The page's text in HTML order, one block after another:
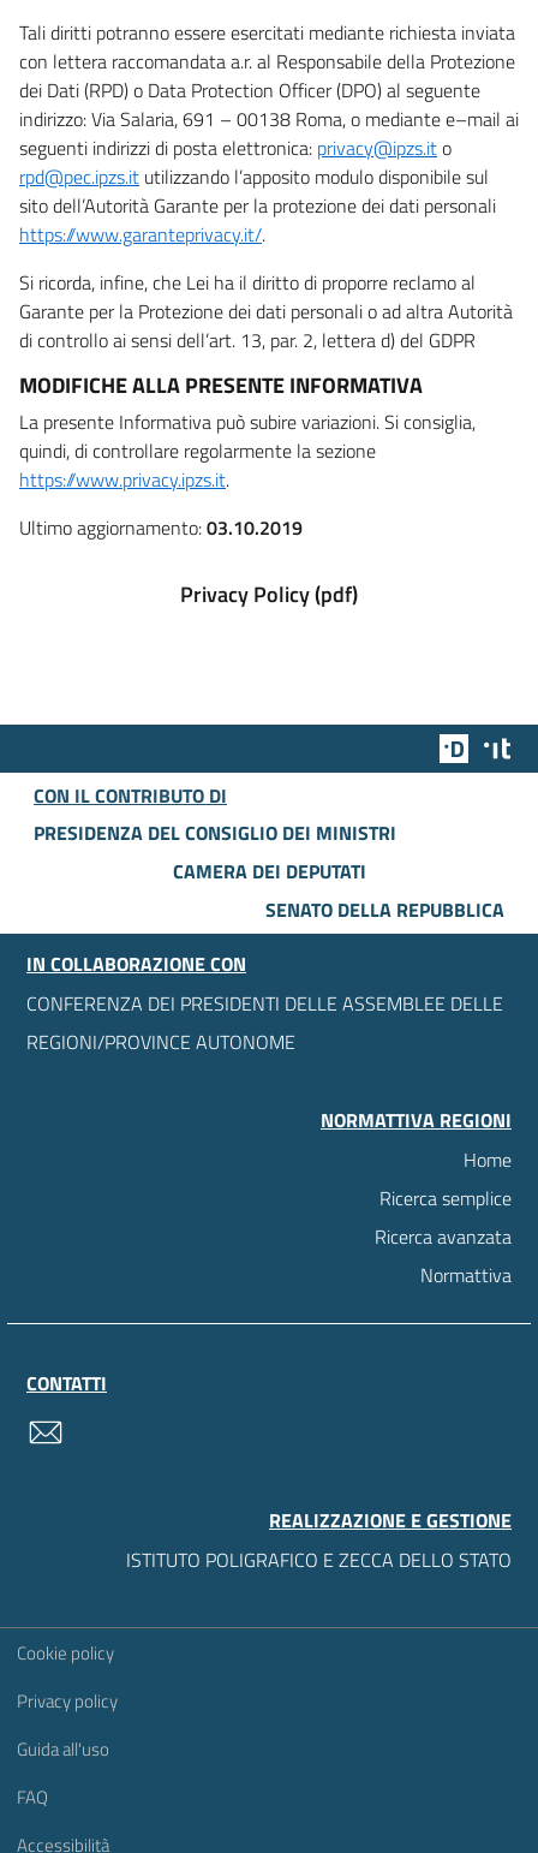
Tali diritti potranno essere esercitati mediante richiesta inviata
con lettera raccomandata a.r. al Responsabile della Protezione
dei Dati (RPD) o Data Protection Officer (DPO) al seguente
indirizzo: Via Salaria, 691 – 00138 Roma, o mediante e–mail ai
seguenti indirizzi di posta elettronica: privacy@ipzs.ito
rpd@pec.ipzs.it utilizzando l’apposito modulo disponibile sul
sito dell’Autorità Garante per la protezione dei dati personali
https://www.garanteprivacy.it/.
Si ricorda, infine, che Lei ha il diritto di proporre reclamo al
Garante per la Protezione dei dati personali o ad altra Autorità
di controllo ai sensi dell’art. 13, par. 2, lettera d) del GDPR
MODIFICHE ALLA PRESENTE INFORMATIVA
La presente Informativa può subire variazioni. Si consiglia,
quindi, di controllare regolarmente la sezione
https://www.privacy.ipzs.it.
Ultimo aggiornamento:03.10.2019
Privacy Policy (pdf)
Team
CON IL CONTRIBUTO DI
PRESIDENZA DEL CONSIGLIO DEI MINISTRI
CAMERA DEI DEPUTATI
SENATO DELLA REPUBBLICA
IN COLLABORAZIONE CON
CONFERENZA DEI PRESIDENTI DELLE ASSEMBLEE DELLE
REGIONI/PROVINCE AUTONOME
NORMATTIVA REGIONI
Home
Ricerca semplice
Ricerca avanzata
Normattiva
CONTATTI
REALIZZAZIONE E GESTIONE
ISTITUTO POLIGRAFICO E ZECCA DELLO STATO
Sezione Link Utili
Cookie policy
Privacy policy
Guida all'uso
FAQ
Accessibilità